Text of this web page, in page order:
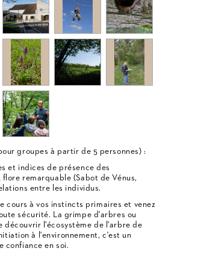
groupes à partir de 5 personnes) :
et indices de présence des
remarquable (Sabot de Vénus,
entre les individus.
cours à vos instincts primaires et venez
sécurité. La grimpe d'arbres ou
l'écosystème de l'arbre de
à l'environnement, c'est un
confiance en soi.